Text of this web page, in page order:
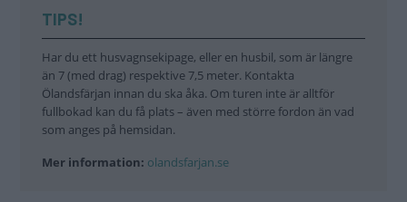
Ställplats Öland för 100
kronor!
NYHETER
MISSA INTE KOMMANDE ARTIKLAR OM